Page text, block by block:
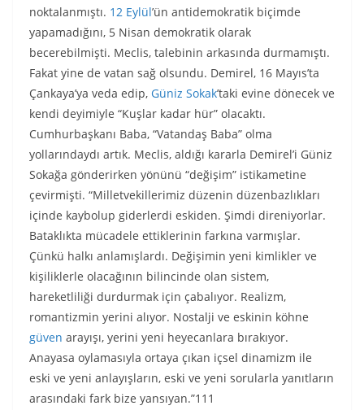
noktalanmıştı. 12 Eylül’ün antidemokratik biçimde
yapamadığını, 5 Nisan demokratik olarak
becerebilmişti. Meclis, talebinin arkasında durmamıştı.
Fakat yine de vatan sağ olsundu. Demirel, 16 Mayıs’ta
Çankaya’ya veda edip, Güniz Sokak’taki evine dönecek ve
kendi deyimiyle “Kuşlar kadar hür” olacaktı.
Cumhurbaşkanı Baba, “Vatandaş Baba” olma
yollarındaydı artık. Meclis, aldığı kararla Demirel’i Güniz
Sokağa gönderirken yönünü “değişim” istikametine
çevirmişti. “Milletvekillerimiz düzenin düzenbazlıkları
içinde kaybolup giderlerdi eskiden. Şimdi direniyorlar.
Bataklıkta mücadele ettiklerinin farkına varmışlar.
Çünkü halkı anlamışlardı. Değişimin yeni kimlikler ve
kişiliklerle olacağının bilincinde olan sistem,
hareketliliği durdurmak için çabalıyor. Realizm,
romantizmin yerini alıyor. Nostalji ve eskinin köhne
güven arayışı, yerini yeni heyecanlara bırakıyor.
Anayasa oylamasıyla ortaya çıkan içsel dinamizm ile
eski ve yeni anlayışların, eski ve yeni sorularla yanıtların
arasındaki fark bize yansıyan.”111